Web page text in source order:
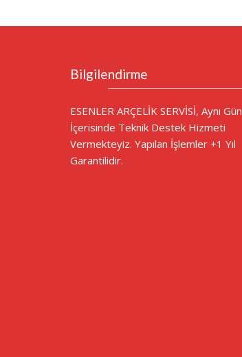
Bilgilendirme
ESENLER ARÇELİK SERVİSİ, Aynı Gün
İçerisinde Teknik Destek Hizmeti
Vermekteyiz. Yapılan İşlemler +1 Yıl
Garantilidir.